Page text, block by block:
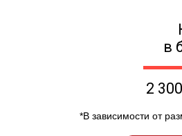
в
2
*В зависимости от